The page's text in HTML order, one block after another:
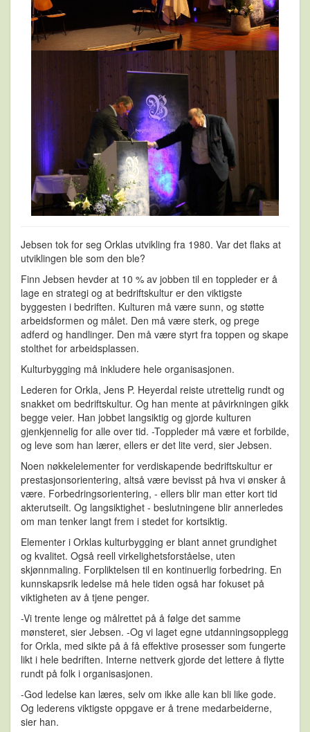
Jebsen tok for seg Orklas utvikling fra 1980. Var det flaks at
utviklingen ble som den ble?
Finn Jebsen hevder at 10 % av jobben til en toppleder er å
lage en strategi og at bedriftskultur er den viktigste
byggesten i bedriften. Kulturen må være sunn, og støtte
arbeidsformen og målet. Den må være sterk, og prege
adferd og handlinger. Den må være styrt fra toppen og skape
stolthet for arbeidsplassen.
Kulturbygging må inkludere hele organisasjonen.
Lederen for Orkla, Jens P. Heyerdal reiste utrettelig rundt og
snakket om bedriftskultur. Og han mente at påvirkningen gikk
begge veier. Han jobbet langsiktig og gjorde kulturen
gjenkjennelig for alle over tid. -Toppleder må være et forbilde,
og leve som han lærer, ellers er det lite verd, sier Jebsen.
Noen nøkkelelementer for verdiskapende bedriftskultur er
prestasjonsorientering, altså være bevisst på hva vi ønsker å
være. Forbedringsorientering, - ellers blir man etter kort tid
akterutseilt. Og langsiktighet - beslutningene blir annerledes
om man tenker langt frem i stedet for kortsiktig.
Elementer i Orklas kulturbygging er blant annet grundighet
og kvalitet. Også reell virkelighetsforståelse, uten
skjønnmaling. Forpliktelsen til en kontinuerlig forbedring. En
kunnskapsrik ledelse må hele tiden også har fokuset på
viktigheten av å tjene penger.
-Vi trente lenge og målrettet på å følge det samme
mønsteret, sier Jebsen. -Og vi laget egne utdanningsopplegg
for Orkla, med sikte på å få effektive prosesser som fungerte
likt i hele bedriften. Interne nettverk gjorde det lettere å flytte
rundt på folk i organisasjonen.
-God ledelse kan læres, selv om ikke alle kan bli like gode.
Og lederens viktigste oppgave er å trene medarbeiderne,
sier han.